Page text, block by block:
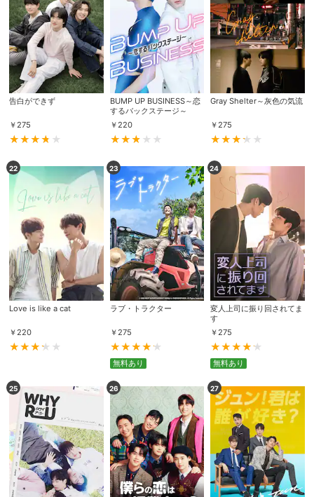
視聴デバイス一覧
スマホなどでRakuten TVを視聴する際のデ
バイス連携の設定ができます。
パスコード設定
視聴年齢制限の変更時にパスコード入力が
求められるのでお子さまがいても安心で
す。
メルマガ
メルマガの配信停止、配信先のメールアド
レスの変更が可能です。
定額見放題解約
定額見放題コンテンツの解約はこちらから
可能です。
ログアウト
告白ができず
￥ 275
BUMP UP BUSINESS～恋
するバックステージ～
￥ 220
Gray Shelter～灰色の気流
￥ 275
22
Love is like a cat
￥220
23
ラブ・トラクター
￥275
無料あり
24
変人上司に振り回されてま
す
￥275
無料あり
25 26 27